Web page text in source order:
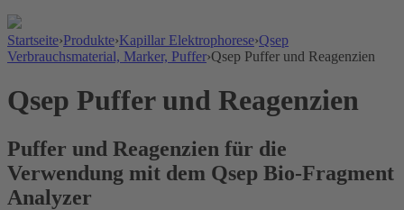
Startseite›Produkte›Kapillar Elektrophorese›Qsep
Verbrauchsmaterial, Marker, Puffer›Qsep Puffer und Reagenzien
Qsep Puffer und Reagenzien
Puffer und Reagenzien für die
Verwendung mit dem Qsep Bio-Fragment
Analyzer